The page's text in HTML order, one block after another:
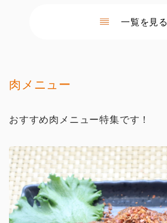
一覧を見る
肉メニュー
おすすめ肉メニュー特集です！